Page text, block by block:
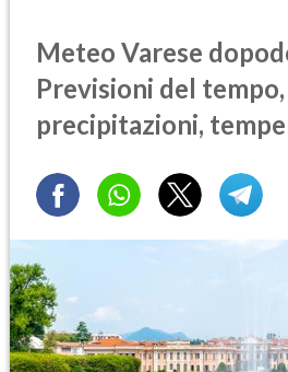
Meteo Varese
Previsioni del tempo,
precipitazioni,